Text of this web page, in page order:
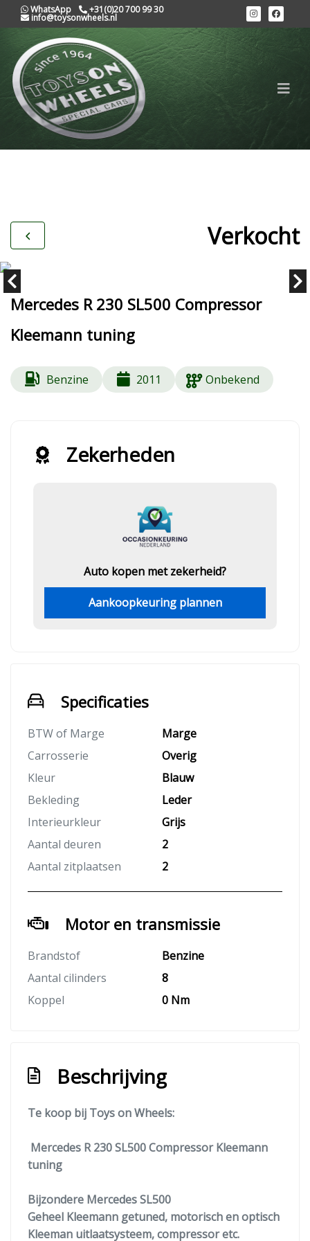
WhatsApp +31(0)20 700 99 30
info@toysonwheels.nl
Verkocht
Mercedes R 230 SL500 Compressor
Kleemann tuning
Benzine 2011 Onbekend
Zekerheden
Auto kopen met zekerheid?
Aankoopkeuring plannen
Specificaties
BTW of Marge
Marge
Carrosserie
Overig
Kleur
Blauw
Bekleding
Leder
Interieurkleur
Grijs
Aantal deuren
2
Aantal zitplaatsen
2
Motor en transmissie
Brandstof
Benzine
Aantal cilinders
8
Koppel
0 Nm
Beschrijving
Te koop bij Toys on Wheels:
Mercedes R 230 SL500 Compressor Kleemann
tuning
Bijzondere Mercedes SL500
Geheel Kleemann getuned, motorisch en optisch
Kleeman uitlaatsysteem, compressor etc.